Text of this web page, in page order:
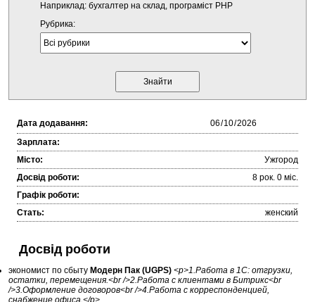
Наприклад: бухгалтер на склад, програміст PHP
Рубрика:
Дата додавання:
Зарплата:
Місто:
Ужгород
Досвід роботи:
8 рок. 0 міc.
Графік роботи:
Стать:
женский
Досвід роботи
экономист по сбыту Модерн Пак (UGPS) <p>1.Работа в 1С: отгрузки,
остатки, перемещения.<br />2.Работа с клиентами в Битрикс<br
/>3.Оформление договоров<br />4.Работа с корреспонденцией,